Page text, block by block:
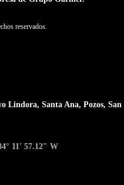
reservados.
Lindora, Santa Ana, Pozos, San
11′ 57.12″ W